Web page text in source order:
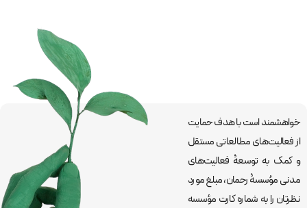
خواهشمند است با هدف حمایت
از فعالیت‌های مطالعاتی مستقل
و کمک به توسعۀ فعالیت‌های
مدنی مؤسسۀ رحمان، مبلغ مورد
نظرتان را به شماره کارت مؤسسه